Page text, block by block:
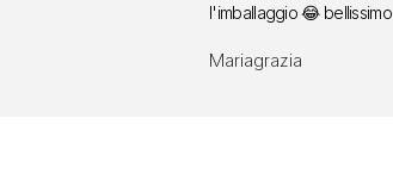
l'imballaggio 😂 bellissimo
Mariagrazia